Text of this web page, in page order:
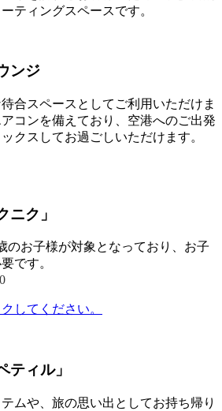
ティングスペースです。
ンジ
合スペースとしてご利用いただけま
コンを備えており、空港へのご出発
クスしてお過ごしいただけます。
ニク」
のお子様が対象となっており、お子
です。
してください。
ティル」
ムや、旅の思い出としてお持ち帰り